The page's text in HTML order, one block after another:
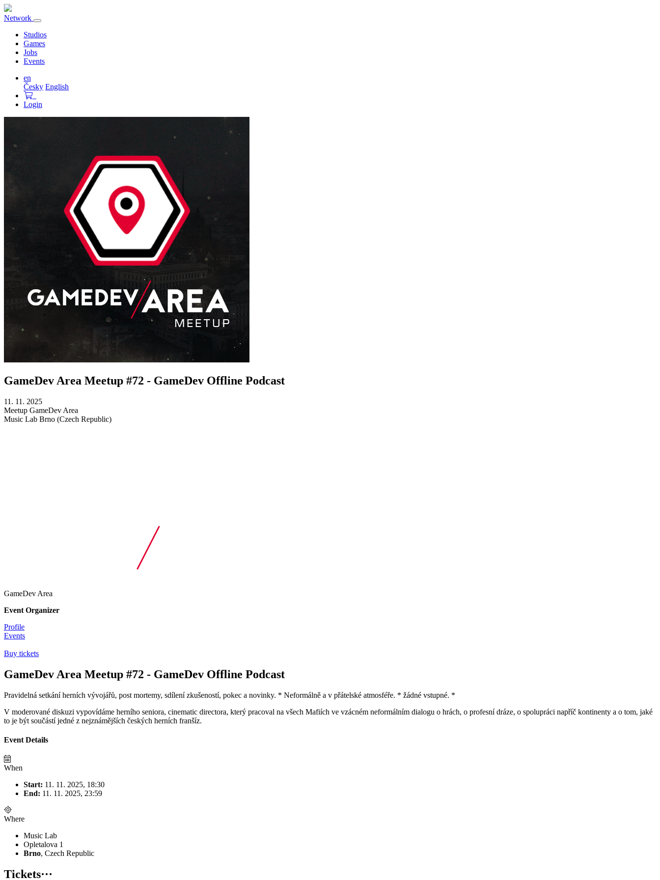
Network
Toggle
navigation
Studios
Games
Jobs
Events
en
Česky English
Login
GameDev Area Meetup #72 - GameDev Offline Podcast
11. 11. 2025
Meetup GameDev Area
Music Lab Brno (Czech Republic)
GameDev Area
Event Organizer
Profile
Events
Buy tickets
GameDev Area Meetup #72 - GameDev Offline Podcast
Pravidelná setkání herních vývojářů, post mortemy, sdílení zkušeností, pokec a novinky. * Neformálně a v přátelské atmosféře. * žádné vstupné. *
V moderované diskuzi vypovídáme herního seniora, cinematic directora, který pracoval na všech Mafiích ve vzácném neformálním dialogu o hrách, o profesní dráze, o spolupráci napříč kontinenty a o tom, jaké
to je být součástí jedné z nejznámějších českých herních franšíz.
Event Details
When
Start: 11. 11. 2025, 18:30
End: 11. 11. 2025, 23:59
Where
Music Lab
Opletalova 1
Brno, Czech Republic
Tickets···